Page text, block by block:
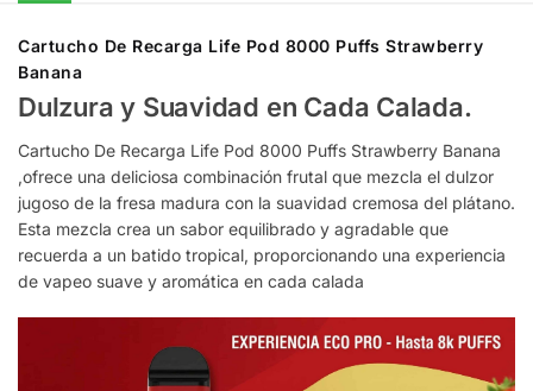
Cartucho De Recarga Life Pod 8000 Puffs Strawberry
Banana
Dulzura y Suavidad en Cada Calada.
Cartucho De Recarga Life Pod 8000 Puffs Strawberry Banana
,ofrece una deliciosa combinación frutal que mezcla el dulzor
jugoso de la fresa madura con la suavidad cremosa del plátano.
Esta mezcla crea un sabor equilibrado y agradable que
recuerda a un batido tropical, proporcionando una experiencia
de vapeo suave y aromática en cada calada